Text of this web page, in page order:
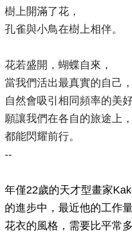
樹上開滿了花，
孔雀與小鳥在樹上相伴。
花若盛開，蝴蝶自來，
當我們活出最真實的自己，
自然會吸引相同頻率的美好
願讓我們在各自的旅途上，
都能閃耀前行。
--
年僅22歲的天才型畫家
的進步中，最近他的工作
花衣的風格，需要比平常